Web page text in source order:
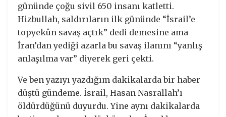
gününde çoğu sivil 650 insanı katletti.
Hizbullah, saldırıların ilk gününde “İsrail’e
topyekûn savaş açtık” dedi demesine ama
İran’dan yediği azarla bu savaş ilanını “yanlış
anlaşılma var” diyerek geri çekti.
Ve ben yazıyı yazdığım dakikalarda bir haber
düştü gündeme. İsrail, Hasan Nasrallah’ı
öldürdüğünü duyurdu. Yine aynı dakikalarda